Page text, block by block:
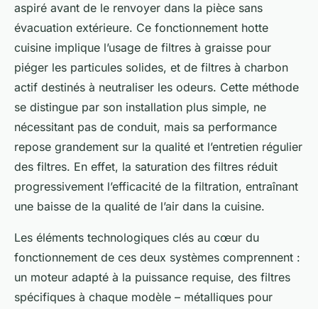
aspiré avant de le renvoyer dans la pièce sans
évacuation extérieure. Ce fonctionnement hotte
cuisine implique l’usage de filtres à graisse pour
piéger les particules solides, et de filtres à charbon
actif destinés à neutraliser les odeurs. Cette méthode
se distingue par son installation plus simple, ne
nécessitant pas de conduit, mais sa performance
repose grandement sur la qualité et l’entretien régulier
des filtres. En effet, la saturation des filtres réduit
progressivement l’efficacité de la filtration, entraînant
une baisse de la qualité de l’air dans la cuisine.
Les éléments technologiques clés au cœur du
fonctionnement de ces deux systèmes comprennent :
un moteur adapté à la puissance requise, des filtres
spécifiques à chaque modèle – métalliques pour